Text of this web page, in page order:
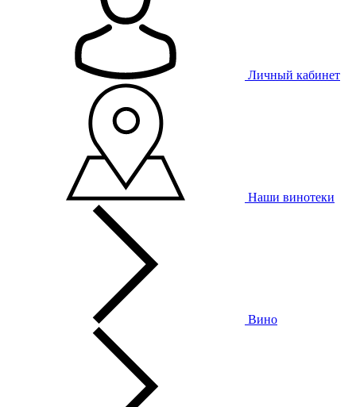
Личный кабинет
Наши винотеки
Вино